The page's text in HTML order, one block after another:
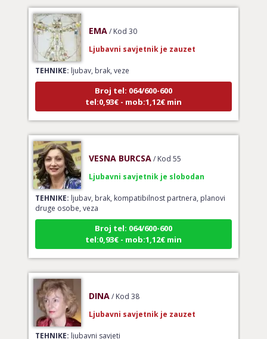
TEHNIKE:ljubav, brak, veze
Broj tel: 064/600-600
tel:0,93€ - mob:1,12€ min
TEHNIKE:ljubav, brak, kompatibilnost partnera, planovi
druge osobe, veza
Broj tel: 064/600-600
tel:0,93€ - mob:1,12€ min
TEHNIKE:ljubavni savjeti